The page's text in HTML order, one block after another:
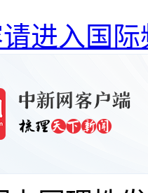
进入国际